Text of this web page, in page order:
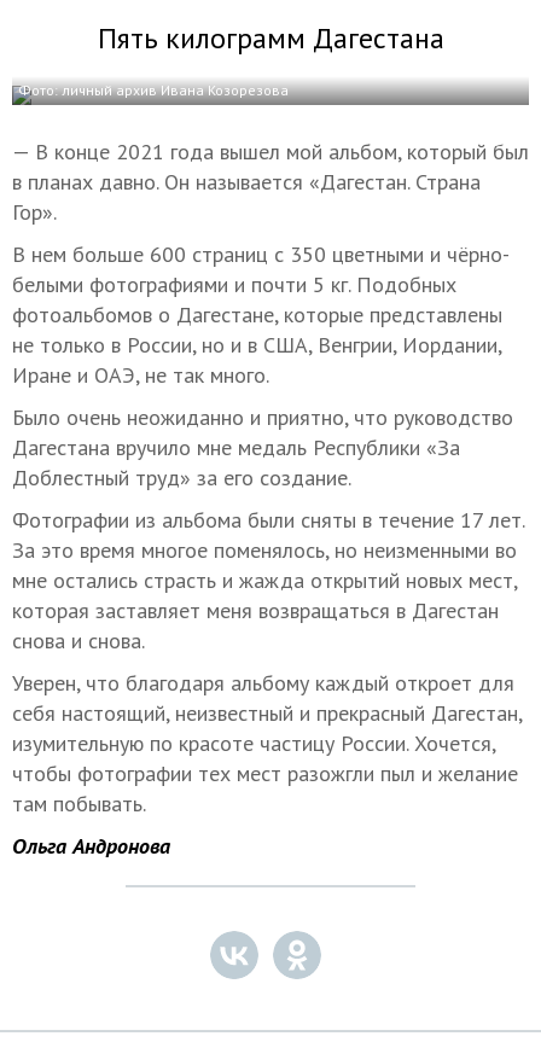
Пять килограмм Дагестана
Фото: личный архив Ивана Козорезова
— В конце 2021 года вышел мой альбом, который был
в планах давно. Он называется «Дагестан. Страна
Гор».
В нем больше 600 страниц с 350 цветными и чёрно-
белыми фотографиями и почти 5 кг. Подобных
фотоальбомов о Дагестане, которые представлены
не только в России, но и в США, Венгрии, Иордании,
Иране и ОАЭ, не так много.
Было очень неожиданно и приятно, что руководство
Дагестана вручило мне медаль Республики «За
Доблестный труд» за его создание.
Фотографии из альбома были сняты в течение 17 лет.
За это время многое поменялось, но неизменными во
мне остались страсть и жажда открытий новых мест,
которая заставляет меня возвращаться в Дагестан
снова и снова.
Уверен, что благодаря альбому каждый откроет для
себя настоящий, неизвестный и прекрасный Дагестан,
изумительную по красоте частицу России. Хочется,
чтобы фотографии тех мест разожгли пыл и желание
там побывать.
Ольга Андронова